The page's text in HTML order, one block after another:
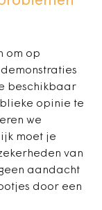
om op
beschikbaar
opinie te
we
moet je
van
aandacht
door een